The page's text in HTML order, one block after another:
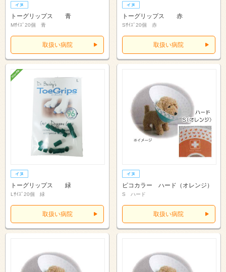
トーグリップス 青
Mｻｲｽﾞ20個 青
取扱い病院
トーグリップス 赤
Sｻｲｽﾞ20個 赤
取扱い病院
トーグリップス 緑
Lｻｲｽﾞ20個 緑
取扱い病院
ピコカラー ハード（オレンジ）
S ハード
取扱い病院